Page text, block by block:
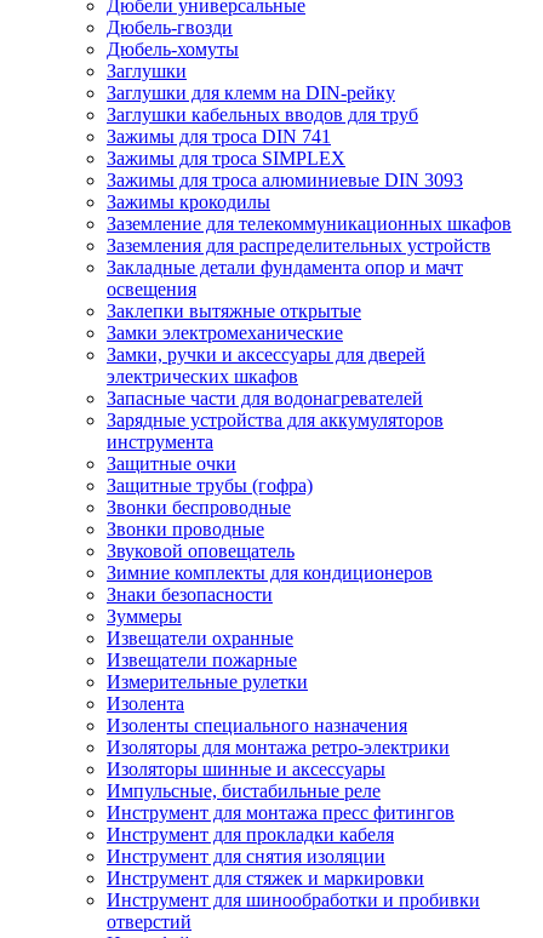
Дюбели универсальные
Дюбель-гвозди
Дюбель-хомуты
Заглушки
Заглушки для клемм на DIN-рейку
Заглушки кабельных вводов для труб
Зажимы для троса DIN 741
Зажимы для троса SIMPLEX
Зажимы для троса алюминиевые DIN 3093
Зажимы крокодилы
Заземление для телекоммуникационных шкафов
Заземления для распределительных устройств
Закладные детали фундамента опор и мачт
освещения
Заклепки вытяжные открытые
Замки электромеханические
Замки, ручки и аксессуары для дверей
электрических шкафов
Запасные части для водонагревателей
Зарядные устройства для аккумуляторов
инструмента
Защитные очки
Защитные трубы (гофра)
Звонки беспроводные
Звонки проводные
Звуковой оповещатель
Зимние комплекты для кондиционеров
Знаки безопасности
Зуммеры
Извещатели охранные
Извещатели пожарные
Измерительные рулетки
Изолента
Изоленты специального назначения
Изоляторы для монтажа ретро-электрики
Изоляторы шинные и аксессуары
Импульсные, бистабильные реле
Инструмент для монтажа пресс фитингов
Инструмент для прокладки кабеля
Инструмент для снятия изоляции
Инструмент для стяжек и маркировки
Инструмент для шинообработки и пробивки
отверстий